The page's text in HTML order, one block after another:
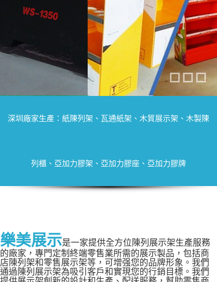
深圳廠家生產：紙陳列架、瓦通紙架、木質展示架、木製陳
列櫃、亞加力膠架、亞加力膠座、亞加力膠牌
樂美展示是一家提供全方位陳列展示架生產服務
的廠家，專門定制終端零售業所需的展示製品，包括商
店陳列架和零售展示架等，可增强您的品牌形象。我們
通過陳列展示架為吸引客戶和實現您的行銷目標。我們